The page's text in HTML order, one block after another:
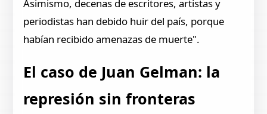
Asimismo, decenas de escritores, artistas y
periodistas han debido huir del país, porque
habían recibido amenazas de muerte".
El caso de Juan Gelman: la
represión sin fronteras